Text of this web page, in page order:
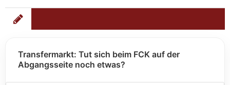
Transfermarkt: Tut sich beim FCK auf der
Abgangsseite noch etwas?